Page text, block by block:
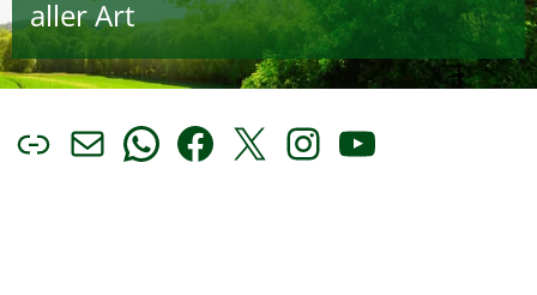
aller Art
LinkE-Mail
WhatsApp
Facebook
X Instagram
YouTube